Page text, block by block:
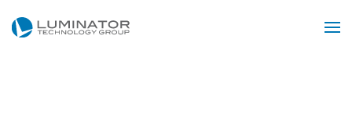
Przejdź do głównej treści